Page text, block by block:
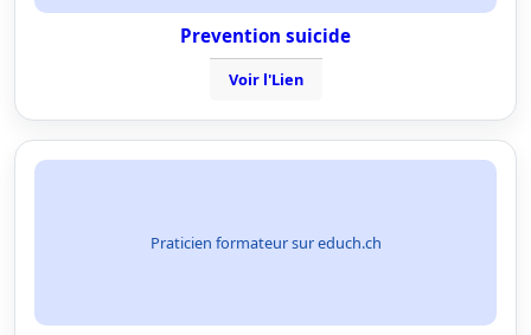
Prevention suicide
Voir l'Lien
Praticien formateur sur educh.ch